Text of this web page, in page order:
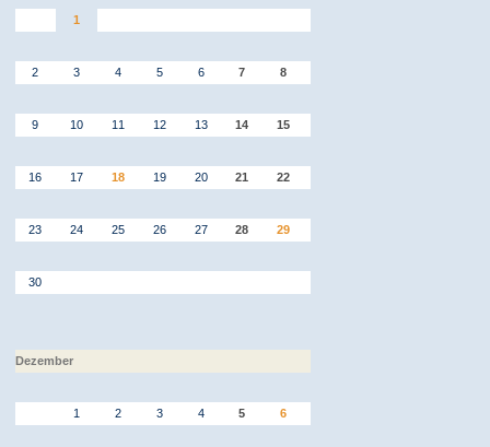
1
2 3 4 5 6 7 8
9 10 11 12 13 14 15
16 17 18 19 20 21 22
23 24 25 26 27 28 29
30
Dezember
1 2 3 4 5 6